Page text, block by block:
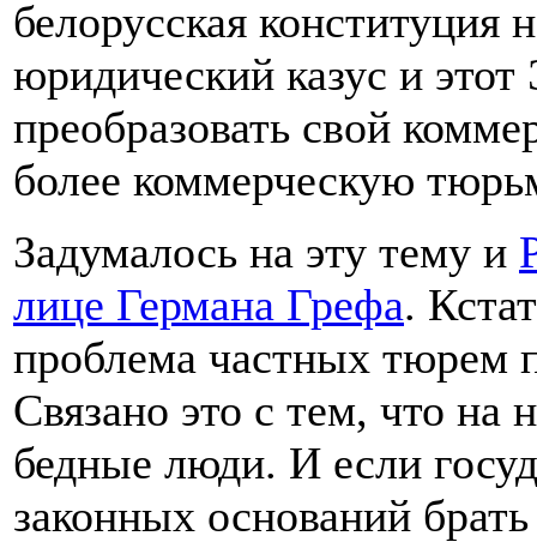
белорусская конституция
юридический казус и
преобразовать свой
более коммерческую
Задумалось на эту тему и
лице Германа Грефа.
проблема частных тюрем
Связано это с тем, что на
бедные люди. И если
законных оснований